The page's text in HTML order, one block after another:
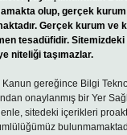
olup, gerçek
Gerçek kurum ve
tesadüfidir.
niteliği taşımazlar.
Kanun gereğince Bilgi
onaylanmış bir Yer
sitedeki içerikleri